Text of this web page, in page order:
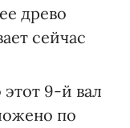
древо
сейчас
9-й вал
по